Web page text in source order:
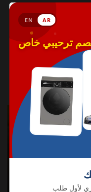
Movies and
See 700,000+
TV brings your
subscriptions, and
Discover new
on what